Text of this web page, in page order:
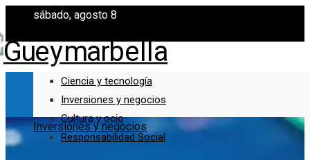
sábado, agosto 8
Ciencia y tecnología
Inversiones y negocios
Cultura y ocio
Responsabilidad Social
Inversiones y negocios